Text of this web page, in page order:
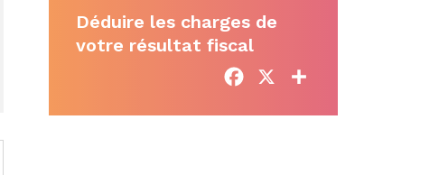
Déduire les charges de
votre résultat fiscal
Facebook